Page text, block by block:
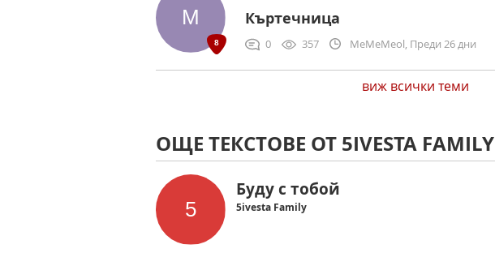
Къртечница
0 357 MeMeMeol, Преди 26 дни
виж всички теми
ОЩЕ ТЕКСТОВЕ ОТ 5IVESTA FAMILY
Буду с тобой
5ivesta Family